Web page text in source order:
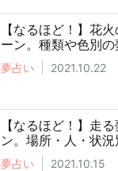
【なるほど！】花
ーン。種類や色別
夢占い 2021.10.22
【なるほど！】走
ン。場所・人・状
夢占い 2021.10.15